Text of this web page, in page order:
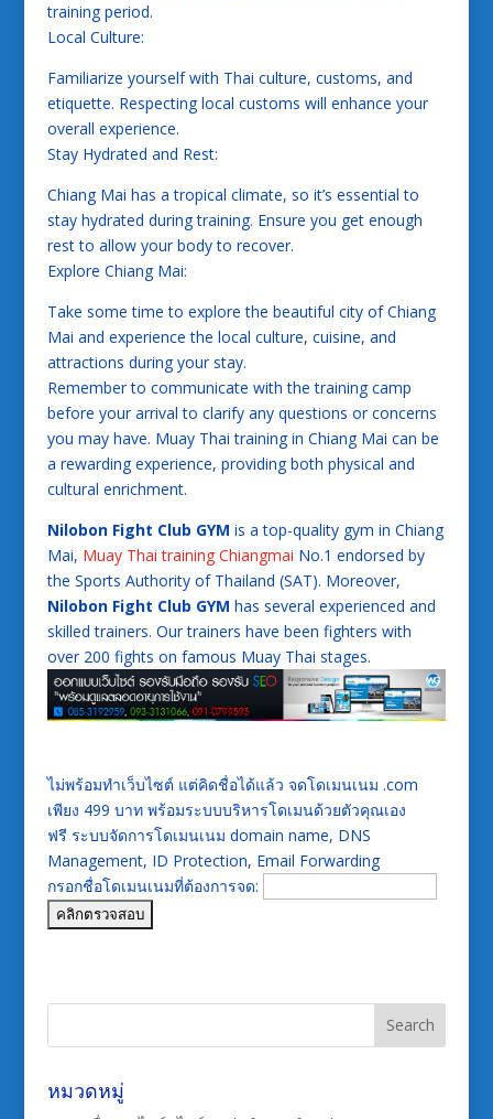
training period.
Local Culture:
Familiarize yourself with Thai culture, customs, and
etiquette. Respecting local customs will enhance your
overall experience.
Stay Hydrated and Rest:
Chiang Mai has a tropical climate, so it’s essential to
stay hydrated during training. Ensure you get enough
rest to allow your body to recover.
Explore Chiang Mai:
Take some time to explore the beautiful city of Chiang
Mai and experience the local culture, cuisine, and
attractions during your stay.
Remember to communicate with the training camp
before your arrival to clarify any questions or concerns
you may have. Muay Thai training in Chiang Mai can be
a rewarding experience, providing both physical and
cultural enrichment.
Nilobon Fight Club GYM is a top-quality gym in Chiang
Mai, Muay Thai training Chiangmai No.1 endorsed by
the Sports Authority of Thailand (SAT). Moreover,
Nilobon Fight Club GYM has several experienced and
skilled trainers. Our trainers have been fighters with
over 200 fights on famous Muay Thai stages.
ไม่พร้อมทำเว็บไซต์ แต่คิดชื่อได้แล้ว จดโดเมนเนม .com
เพียง 499 บาท พร้อมระบบบริหารโดเมนด้วยตัวคุณเอง
ฟรี ระบบจัดการโดเมนเนม domain name, DNS
Management, ID Protection, Email Forwarding
กรอกชื่อโดเมนเนมที่ต้องการจด:
หมวดหมู่